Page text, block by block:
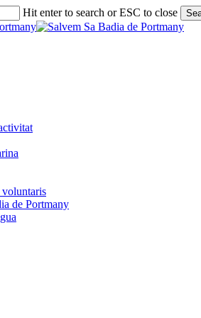
Hit enter to search or ESC to close
voluntaris
de Portmany